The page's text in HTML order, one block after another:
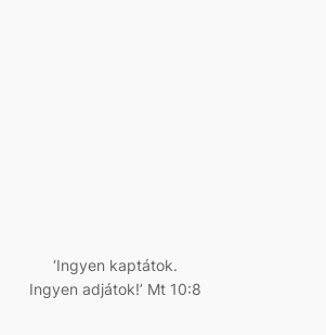
‘Ingyen kaptátok.
Ingyen adjátok!’ Mt 10:8